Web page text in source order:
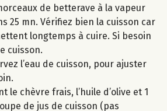
de betterave à la vapeur
25 mn. Vérifiez bien la cuisson car
longtemps à cuire. Si besoin
cuisson.
l’eau de cuisson, pour ajuster
le chèvre frais, l’huile d’olive et 1
de jus de cuisson (pas